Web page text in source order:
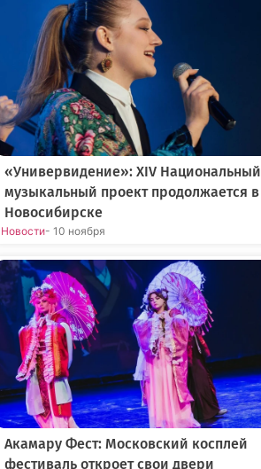
«Универвидение»: XIV Национальный
музыкальный проект продолжается в
Новосибирске
Новости- 10 ноября
Акамару Фест: Московский косплей
фестиваль откроет свои двери